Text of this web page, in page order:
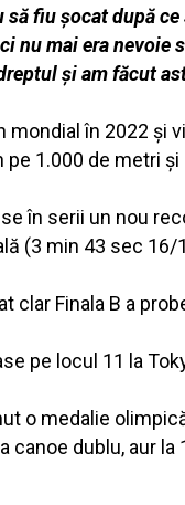
să fiu şocat după
nu mai era nevoie
şi am făcut
mondial în 2022 şi
1.000 de metri
în serii un nou
(3 min 43 sec 16/
clar Finala B a
pe locul 11 la
o medalie
canoe dublu, aur